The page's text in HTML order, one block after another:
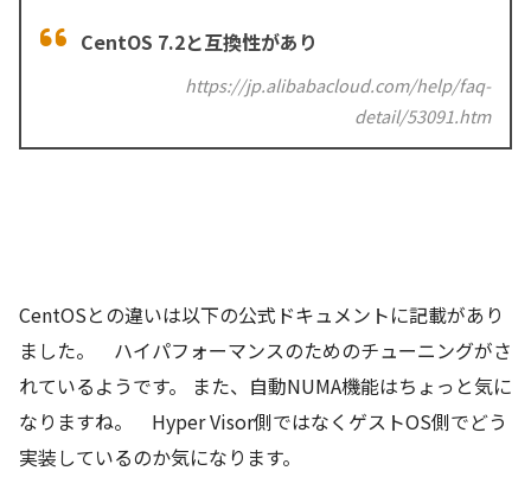
CentOS 7.2と互換性があり
https://jp.alibabacloud.com/help/faq-
detail/53091.htm
CentOSとの違いは以下の公式ドキュメントに記載があり
ました。 ハイパフォーマンスのためのチューニングがさ
れているようです。 また、自動NUMA機能はちょっと気に
なりますね。 Hyper Visor側ではなくゲストOS側でどう
実装しているのか気になります。